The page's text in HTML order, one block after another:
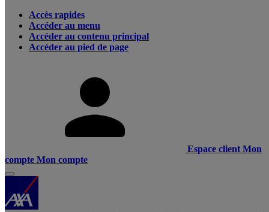
Accès rapides
Accéder au menu
Accéder au contenu principal
Accéder au pied de page
Espace client Mon
compte Mon compte